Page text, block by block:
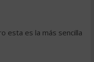
esta es la más sencilla